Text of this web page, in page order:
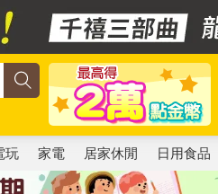
玩 家電 居家休閒 日用食品